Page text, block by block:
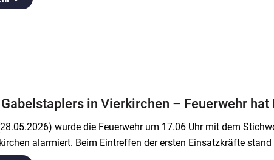
Gabelstaplers in Vierkirchen – Feuerwehr
wurde die Feuerwehr um 17.06 Uhr mit dem
alarmiert. Beim Eintreffen der ersten Einsatzkräfte